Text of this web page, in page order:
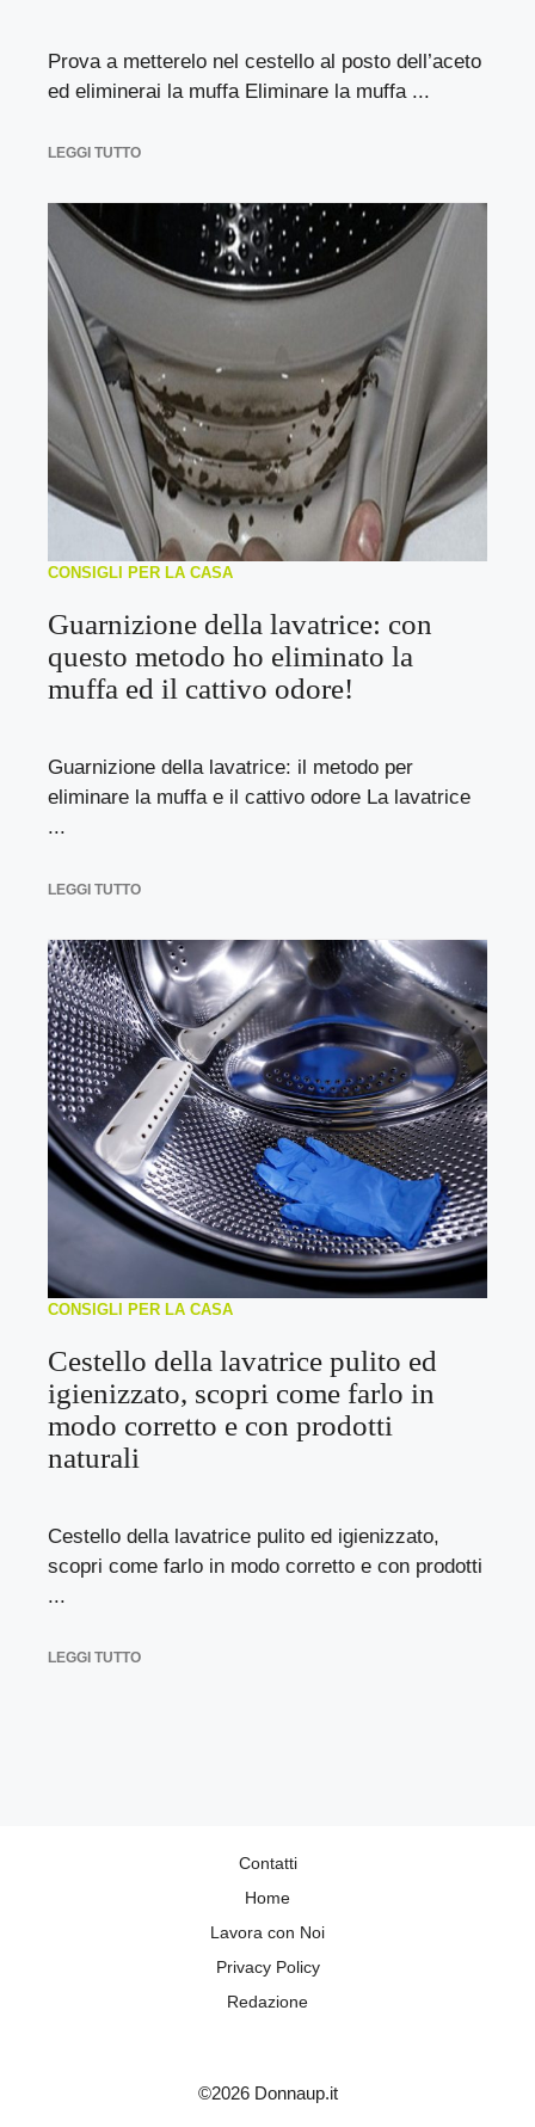
Prova a metterelo nel cestello al posto dell’aceto
ed eliminerai la muffa Eliminare la muffa ...
LEGGI TUTTO
CONSIGLI PER LA CASA
Guarnizione della lavatrice: con
questo metodo ho eliminato la
muffa ed il cattivo odore!
Guarnizione della lavatrice: il metodo per
eliminare la muffa e il cattivo odore La lavatrice
...
LEGGI TUTTO
CONSIGLI PER LA CASA
Cestello della lavatrice pulito ed
igienizzato, scopri come farlo in
modo corretto e con prodotti
naturali
Cestello della lavatrice pulito ed igienizzato,
scopri come farlo in modo corretto e con prodotti
...
LEGGI TUTTO
Contatti
Home
Lavora con Noi
Privacy Policy
Redazione
©2026 Donnaup.it